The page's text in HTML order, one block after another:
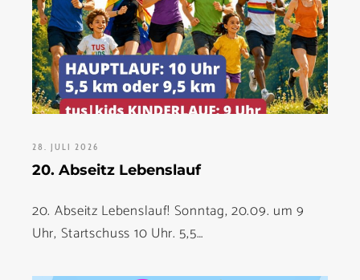
28. JULI 2026
20. Abseitz Lebenslauf
20. Abseitz Lebenslauf! Sonntag, 20.09. um 9
Uhr, Startschuss 10 Uhr. 5,5…